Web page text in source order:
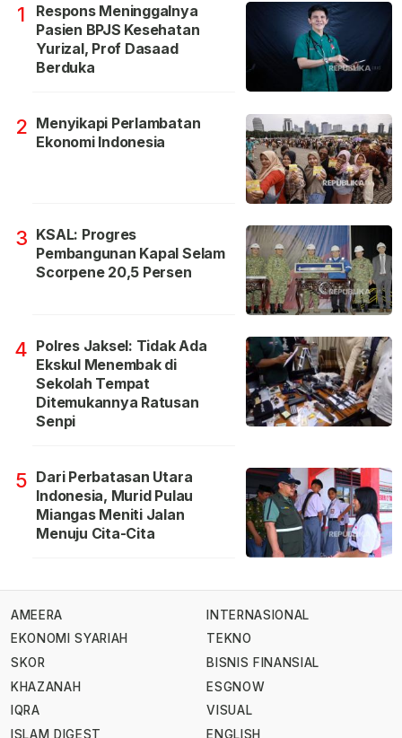
1
Respons Meninggalnya
Pasien BPJS Kesehatan
Yurizal, Prof Dasaad
Berduka
2 Menyikapi Perlambatan
Ekonomi Indonesia
3 KSAL: Progres
Pembangunan Kapal Selam
Scorpene 20,5 Persen
4 Polres Jaksel: Tidak Ada
Ekskul Menembak di
Sekolah Tempat
Ditemukannya Ratusan
Senpi
5 Dari Perbatasan Utara
Indonesia, Murid Pulau
Miangas Meniti Jalan
Menuju Cita-Cita
AMEERA
EKONOMI SYARIAH
SKOR
KHAZANAH
IQRA
ISLAM DIGEST
INTERNASIONAL
TEKNO
BISNIS FINANSIAL
ESGNOW
VISUAL
ENGLISH